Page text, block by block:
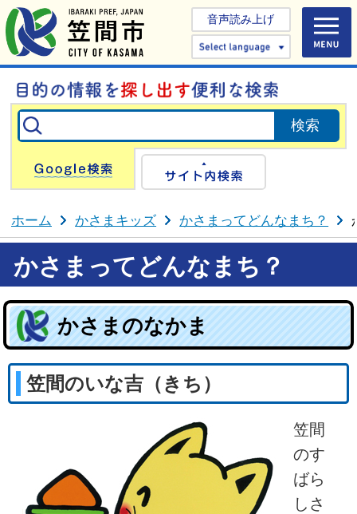
音声読み上げ
Select
Google検索
ホーム かさまキッズ かさまってどんなまち？
かさまってどんなまち？
かさまのなかま
笠間のいな吉（きち）
笠間
のす
ばら
しさ